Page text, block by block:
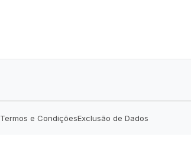
Termos e CondiçõesExclusão de Dados